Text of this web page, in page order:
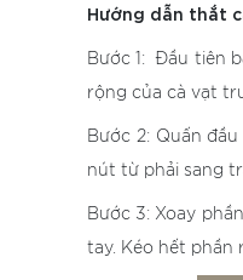
Hướng dẫn thắt
Bước 1: Đầu tiên
rộng của cà vạt
Bước 2: Quấn
nút từ phải sang
Bước 3: Xoay
tay. Kéo hết phần